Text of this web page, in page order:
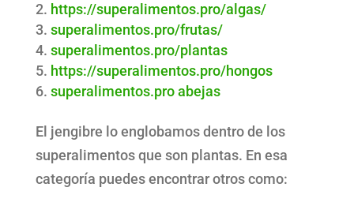
https://superalimentos.pro/algas/
superalimentos.pro/frutas/
superalimentos.pro/plantas
https://superalimentos.pro/hongos
superalimentos.pro abejas
El jengibre lo englobamos dentro de los
superalimentos que son plantas. En esa
categoría puedes encontrar otros como: